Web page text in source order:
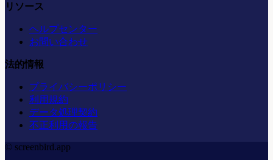
リソース
ヘルプセンター
お問い合わせ
法的情報
プライバシーポリシー
利用規約
データ処理契約
不正利用の報告
© screenbird.app